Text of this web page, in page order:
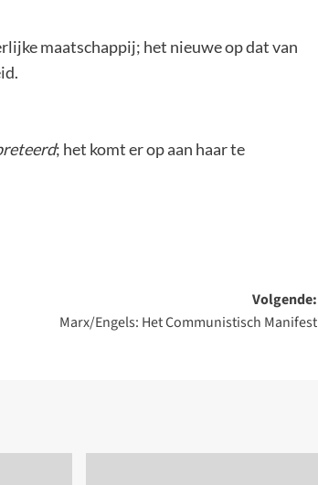
maatschappij; het nieuwe op dat van
; het komt er op aan haar te
Volgende:
Marx/Engels: Het Communistisch Manifest